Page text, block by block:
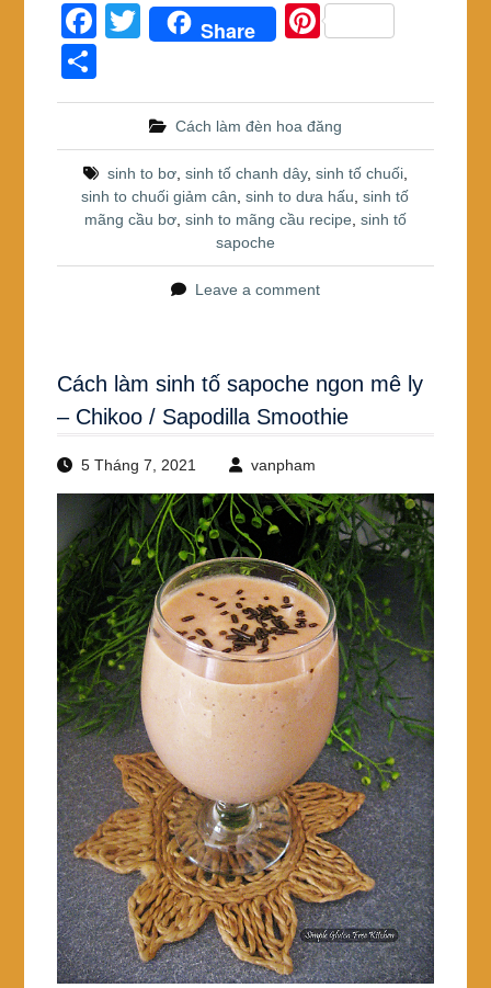
F
a
c
b
o
o
k
T
tt
er
Share
Pi
er
e
st
h
e
Cách làm đèn hoa đăng
sinh to bơ, sinh tố chanh dây, sinh tố chuối,
sinh to chuối giảm cân,sinh to dưa hấu,sinh tố
mãng cầu bơ, sinh to mãng cầu recipe, sinh tố
sapoche
Leave a comment
Cách làm sinh tố sapoche ngon mê ly
– Chikoo / Sapodilla Smoothie
5 Tháng 7, 2021 vanpham